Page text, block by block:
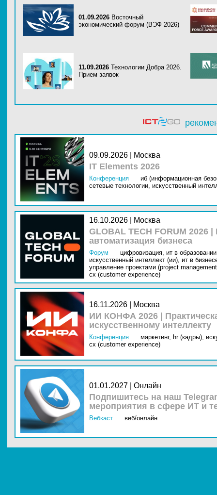
01.09.2026 Восточный
экономический форум (ВЭФ 2026)
11.09.2026 Технологии Добра 2026.
Прием заявок
09.09.2026 | Москва
IT Elements 2026
Конференция
иб (информационная
сетевые технологии, искусственный
16.10.2026 | Москва
GLOBAL TECH FORUM
автоматизация бизнеса
Форум цифровизация, ит в
искусственный интеллект (ии), ит в
управление проектами (project
cx (customer experience)
16.11.2026 | Москва
ИИ КОНФА 2026 |
искусственному интеллекту
Конференция маркетинг, hr (кадры),
cx (customer experience)
01.01.2027 | Онлайн
Подпишитесь на наш
мероприятия в сфере ИТ и
Вебкаст веб/онлайн